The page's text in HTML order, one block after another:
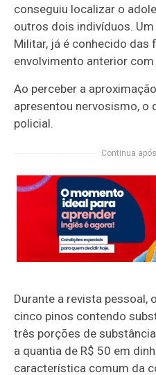
conseguiu localizar o
outros dois indivíduos.
Militar, já é conhecido das
envolvimento anterior
Ao perceber a
apresentou nervosismo, o
policial.
Continua
Durante a revista pessoal,
cinco pinos contendo
três porções de
a quantia de R$ 50 em
característica comum da